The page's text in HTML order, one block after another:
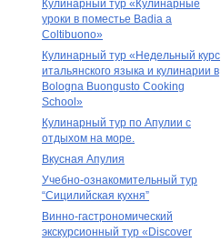
Кулинарный тур «Кулинарные
уроки в поместье Badia a
Coltibuono»
Кулинарный тур «Недельный курс
итальянского языка и кулинарии в
Bologna Buongusto Cooking
School»
Кулинарный тур по Апулии с
отдыхом на море.
Вкусная Апулия
Учебно-ознакомительный тур
“Сицилийская кухня”
Винно-гастрономический
экскурсионный тур «Discover